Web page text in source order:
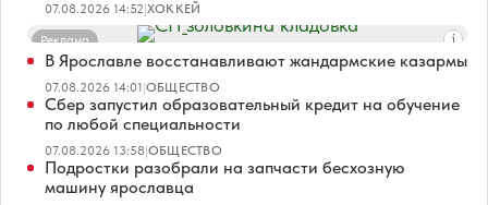
07.08.2026 14:52|ХОККЕЙ
Реклама
В Ярославле восстанавливают жандармские казармы
07.08.2026 14:01|ОБЩЕСТВО
Сбер запустил образовательный кредит на обучение
по любой специальности
07.08.2026 13:58|ОБЩЕСТВО
Подростки разобрали на запчасти бесхозную
машину ярославца